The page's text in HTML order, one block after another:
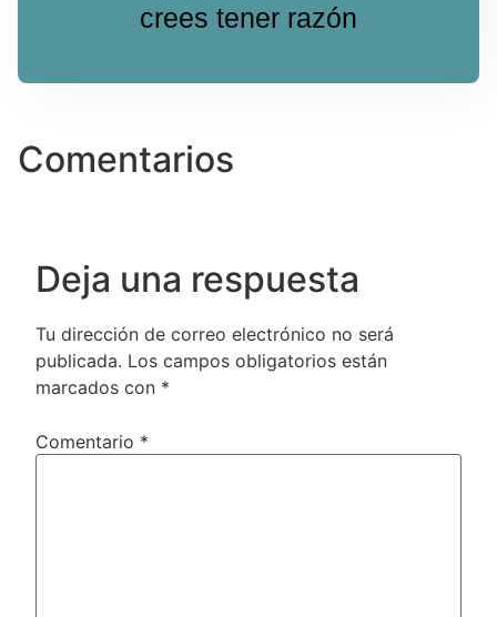
crees tener razón
Comentarios
Deja una respuesta
Tu dirección de correo electrónico no será
publicada. Los campos obligatorios están
marcados con *
Comentario *